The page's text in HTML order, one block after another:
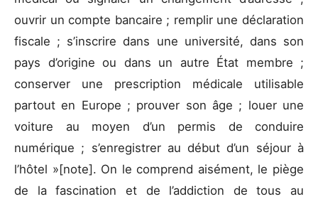
ouvrir un compte bancaire ; remplir une déclaration
fiscale ; s’inscrire dans une université, dans son
pays d’origine ou dans un autre État membre ;
conserver une prescription médicale utilisable
partout en Europe ; prouver son âge ; louer une
voiture au moyen d’un permis de conduire
numérique ; s’enregistrer au début d’un séjour à
l’hôtel »[note]. On le comprend aisément, le piège
de la fascination et de l’addiction de tous au